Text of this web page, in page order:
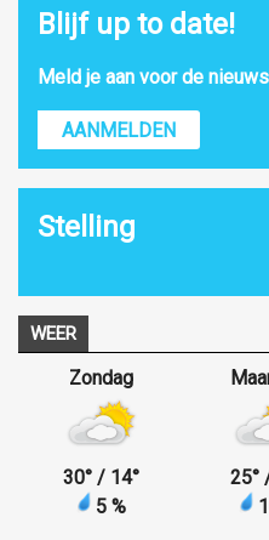
Blijf up to date!
Meld je aan voor de
AANMELDEN
Stelling
WEER
Zondag
30° / 14°
5 %
25°